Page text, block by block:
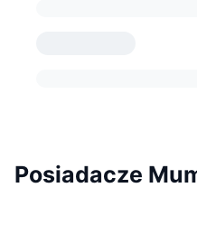
Posiadacze